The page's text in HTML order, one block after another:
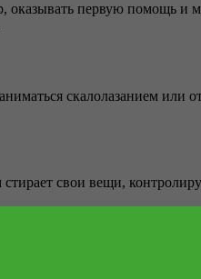
оказывать первую
скалолазанием
свои вещи,
вашего ребёнка.